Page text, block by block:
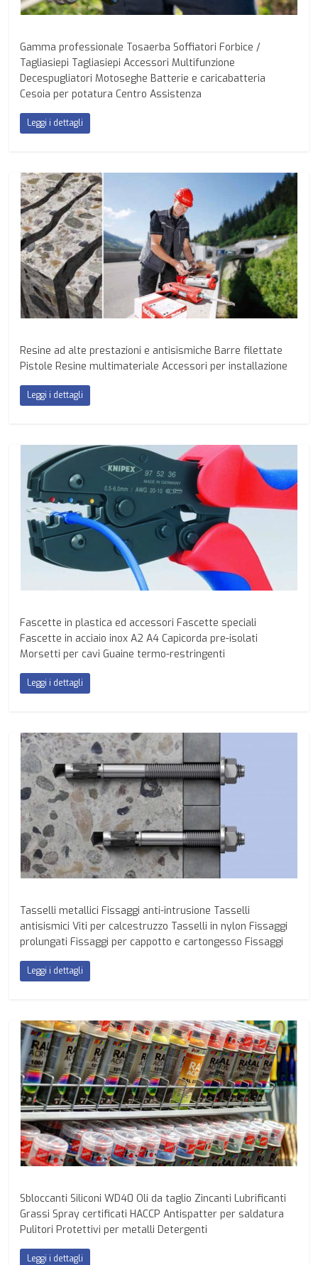
Gamma professionale Tosaerba Soffiatori Forbice /
Tagliasiepi Tagliasiepi Accessori Multifunzione
Decespugliatori Motoseghe Batterie e caricabatteria
Cesoia per potatura Centro Assistenza
Leggi i dettagli
Resine ad alte prestazioni e antisismiche Barre filettate
Pistole Resine multimateriale Accessori per installazione
Leggi i dettagli
Fascette in plastica ed accessori Fascette speciali
Fascette in acciaio inox A2 A4 Capicorda pre-isolati
Morsetti per cavi Guaine termo-restringenti
Leggi i dettagli
Tasselli metallici Fissaggi anti-intrusione Tasselli
antisismici Viti per calcestruzzo Tasselli in nylon Fissaggi
prolungati Fissaggi per cappotto e cartongesso Fissaggi
Leggi i dettagli
Sbloccanti Siliconi WD40 Oli da taglio Zincanti Lubrificanti
Grassi Spray certificati HACCP Antispatter per saldatura
Pulitori Protettivi per metalli Detergenti
Leggi i dettagli